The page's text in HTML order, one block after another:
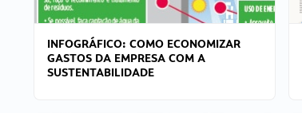
INFOGRÁFICO: COMO ECONOMIZAR
GASTOS DA EMPRESA COM A
SUSTENTABILIDADE